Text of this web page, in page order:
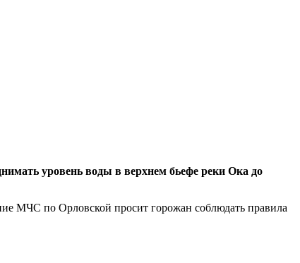
уровень воды в верхнем бьефе реки Ока до
МЧС по Орловской просит горожан соблюдать правила